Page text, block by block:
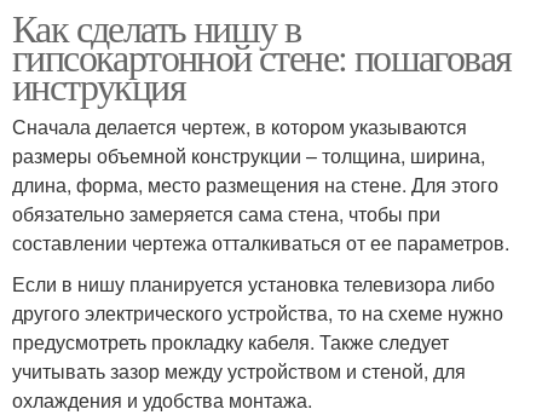
Как сделать нишу в
гипсокартонной стене: пошаговая
инструкция
Сначала делается чертеж, в котором указываются
размеры объемной конструкции – толщина, ширина,
длина, форма, место размещения на стене. Для этого
обязательно замеряется сама стена, чтобы при
составлении чертежа отталкиваться от ее параметров.
Если в нишу планируется установка телевизора либо
другого электрического устройства, то на схеме нужно
предусмотреть прокладку кабеля. Также следует
учитывать зазор между устройством и стеной, для
охлаждения и удобства монтажа.